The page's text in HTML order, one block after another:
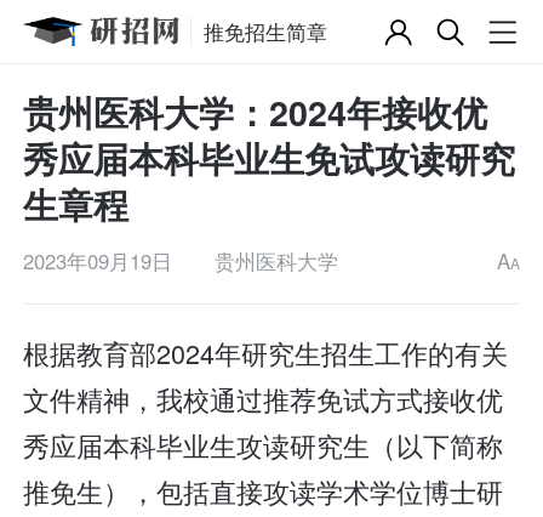
推免招生简章
贵州医科大学：2024年接收优
秀应届本科毕业生免试攻读研究
生章程
2023年09月19日 贵州医科大学 AA
根据教育部2024年研究生招生工作的有关
文件精神，我校通过推荐免试方式接收优
秀应届本科毕业生攻读研究生（以下简称
推免生），包括直接攻读学术学位博士研